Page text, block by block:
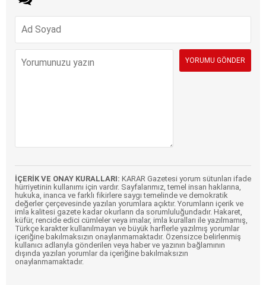
İÇERİK VE ONAY KURALLARI: KARAR Gazetesi yorum sütunları ifade
hürriyetinin kullanımı için vardır. Sayfalarımız, temel insan haklarına,
hukuka, inanca ve farklı fikirlere saygı temelinde ve demokratik
değerler çerçevesinde yazılan yorumlara açıktır. Yorumların içerik ve
imla kalitesi gazete kadar okurların da sorumluluğundadır. Hakaret,
küfür, rencide edici cümleler veya imalar, imla kuralları ile yazılmamış,
Türkçe karakter kullanılmayan ve büyük harflerle yazılmış yorumlar
içeriğine bakılmaksızın onaylanmamaktadır. Özensizce belirlenmiş
kullanıcı adlarıyla gönderilen veya haber ve yazının bağlamının
dışında yazılan yorumlar da içeriğine bakılmaksızın
onaylanmamaktadır.